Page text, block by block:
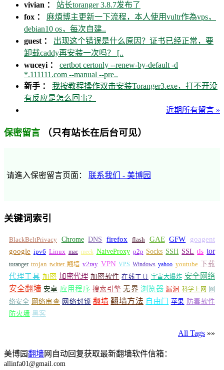
vivian ： 站长toranger 3.8.7发布了
fox ： 麻煩博主更新一下流程，本人使用vultr作為vps，
debian10 os，每次自建..
guest ： 出现这个错误是什么原因？证书已经正常，要
卸载caddy再安装一次吗？ [..
wuceyi ： certbot certonly --renew-by-default -d
*.111111.com --manual --pre..
新手 ： 我按教程操作双击安装Toranger3.exe，打不开没
有反应是怎么回事？
近期所有留言 »
保密留言 （只有站长在后台可见）
请進入保密留言页面： 联系我们 - 美博园
关键词索引
BlackBeltPrivacy Chrome DNS firefox flash GAE GFW
goagent
google ipv6 Linux mac meek NaiveProxy p2p Socks SSH SSL tls tor
toranger trojan twitter 翻墙 v2ray VPN VPS Windows yahoo youtube 下载
代理工具 加密 加密代理 加密软件 在线工具 宇宙大爆炸 安全网络
安全翻墙 安卓 应用程序 搜索引擎 无界 浏览器 漏洞 科学上网 网
络安全 网络审查 网络封锁 翻墙 翻墙方法 自由门 苹果 防毒软件
防火墙 黑客
All Tags »»
美博园翻墙网自动回复获取最新翻墙软件信箱：
allinfa01@gmail.com